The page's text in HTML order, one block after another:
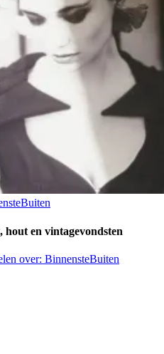
hout en vintagevondsten
over: BinnensteBuiten